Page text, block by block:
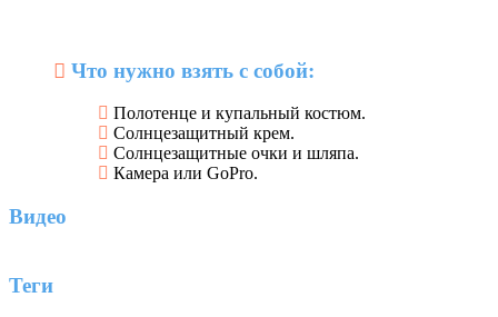
Что нужно взять с собой:
Полотенце и купальный костюм.
Солнцезащитный крем.
Солнцезащитные очки и шляпа.
Камера или GoPro.
Видео
Теги